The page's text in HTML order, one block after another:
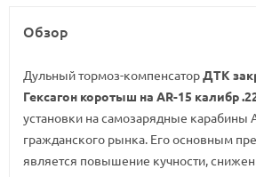
Обзор
Дульный тормоз-компенсатор ДТК
Гексагон коротыш на AR-15 калибр
установки на самозарядные карабины
гражданского рынка. Его основным
является повышение кучности,